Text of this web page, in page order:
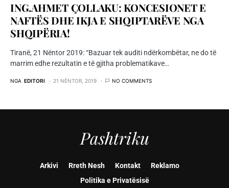
ING.AHMET ÇOLLAKU: KONCESIONET E
NAFTËS DHE IKJA E SHQIPTARËVE NGA
SHQIPËRIA!
Tiranë, 21 Nëntor 2019: “Bazuar tek auditi ndërkombëtar, ne do të
marrim edhe rezultatin e të gjitha problematikave…
NGA EDITORI 21 NËNTOR, 2019 NO COMMENTS
Pashtriku
Arkivi Rreth Nesh Kontakt
Reklamo
Politika e Privatësisë